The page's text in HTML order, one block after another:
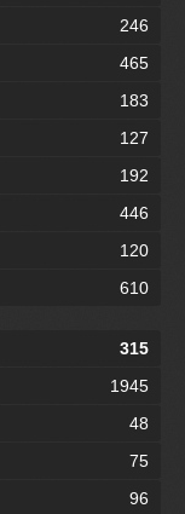
246
465
183
127
192
446
120
610
315
1945
48
75
96